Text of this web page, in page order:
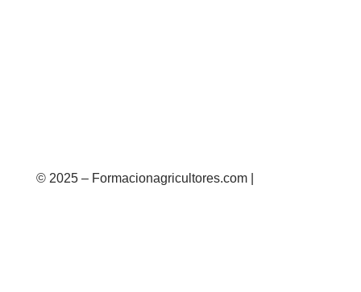
© 2025 – Formacionagricultores.com |